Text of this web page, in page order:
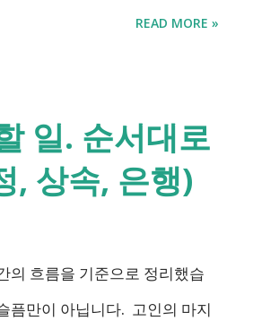
지 지원 상담을 진행하는 모
에 담긴 내용은 무엇인가요?
애인관련은 어떤 내용이 있는
READ MORE »
일. 순서대로
, 상속, 은행)
의 흐름을 기준으로 정리했습
픔만이 아닙니다. 고인의 마지